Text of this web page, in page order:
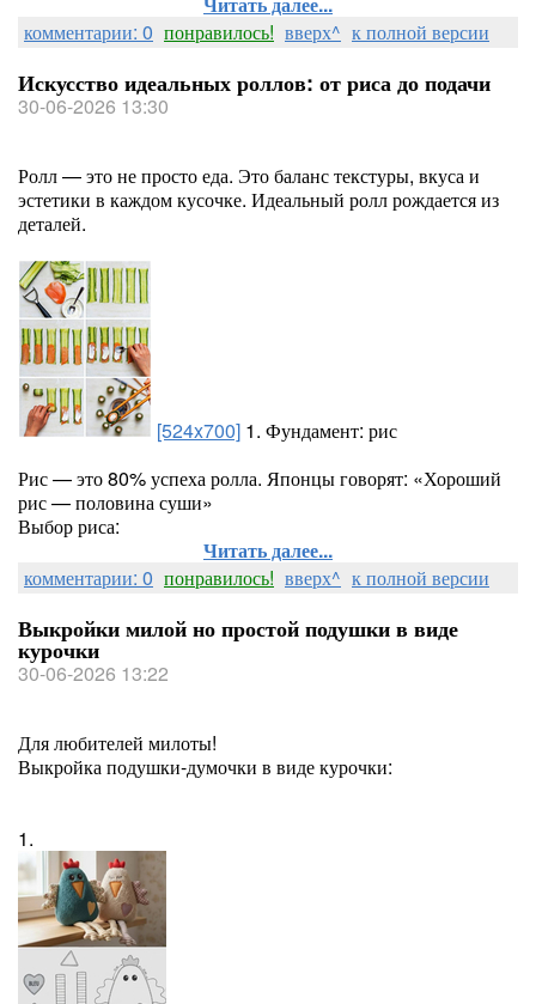
комментарии: 0 понравилось! вверх^ к полной версии
Искусство идеальных роллов: от риса до подачи
30-06-2026 13:30
Ролл — это не просто еда. Это баланс текстуры, вкуса и
эстетики в каждом кусочке. Идеальный ролл рождается из
деталей.
[524x700] 1. Фундамент: рис
Рис — это 80% успеха ролла. Японцы говорят: «Хороший
рис — половина суши»
Выбор риса:
Читать далее...
комментарии: 0 понравилось! вверх^ к полной версии
Выкройки милой но простой подушки в виде
курочки
30-06-2026 13:22
Для любителей милоты!
Выкройка подушки-думочки в виде курочки:
1.